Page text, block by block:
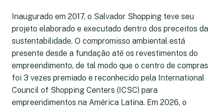
Inaugurado em 2017, o Salvador Shopping teve seu
projeto elaborado e executado dentro dos preceitos da
sustentabilidade. O compromisso ambiental está
presente desde a fundação até os revestimentos do
empreendimento, de tal modo que o centro de compras
foi 3 vezes premiado e reconhecido pela International
Council of Shopping Centers (ICSC) para
empreendimentos na América Latina. Em 2026, o